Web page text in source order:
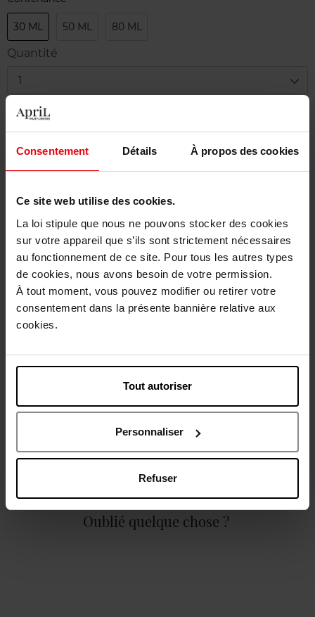
Consentement Détails À propos des cookies
Ce site web utilise des cookies.
La loi stipule que nous ne pouvons stocker des cookies
sur votre appareil que s’ils sont strictement nécessaires
au fonctionnement de ce site. Pour tous les autres types
de cookies, nous avons besoin de votre permission.
À tout moment, vous pouvez modifier ou retirer votre
consentement dans la présente bannière relative aux
cookies.
Tout autoriser
Personnaliser
Refuser
30 ML 50 ML 80 ML
Quantité
1
Livraison
Livraison gratuite à partir de 50€
Retour gratuit dans votre magasin
Description
Caractéristiques
Avis client Politique relative aux avis des clients
Oublié quelque chose ?